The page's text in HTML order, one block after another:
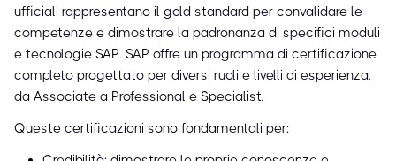
ufficiali rappresentano il gold standard per convalidare le
competenze e dimostrare la padronanza di specifici moduli
e tecnologie SAP. SAP offre un programma di certificazione
completo progettato per diversi ruoli e livelli di esperienza,
da Associate a Professional e Specialist.
Queste certificazioni sono fondamentali per: